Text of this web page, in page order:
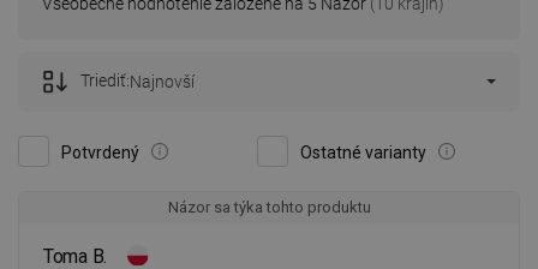
Potvrdený Ostatné varianty
Triediť:Najnovší
Názor sa týka tohto produktu
Toma B.